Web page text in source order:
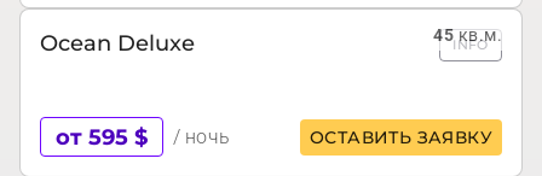
45кв.м.
Ocean Deluxe INFO
от 595 $ / ночь ОСТАВИТЬ ЗАЯВКУ